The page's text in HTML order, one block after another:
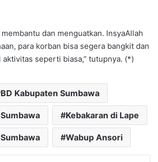
dan menguatkan. InsyaAllah
para korban bisa segera bangkit dan
aktivitas seperti biasa,” tutupnya. (*)
Kabupaten Sumbawa
Kebakaran di Lape
Wabup Ansori